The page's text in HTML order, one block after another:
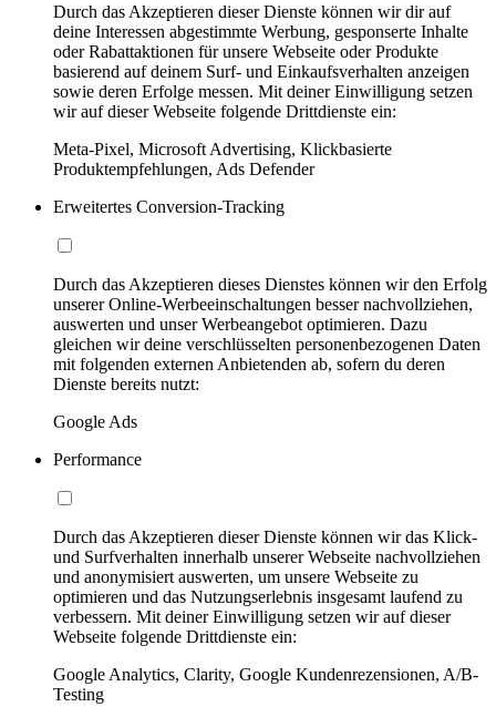
Durch das Akzeptieren dieser Dienste können wir dir auf
deine Interessen abgestimmte Werbung, gesponserte Inhalte
oder Rabattaktionen für unsere Webseite oder Produkte
basierend auf deinem Surf- und Einkaufsverhalten anzeigen
sowie deren Erfolge messen. Mit deiner Einwilligung setzen
wir auf dieser Webseite folgende Drittdienste ein:
Meta-Pixel, Microsoft Advertising, Klickbasierte
Produktempfehlungen, Ads Defender
Erweitertes Conversion-Tracking
Durch das Akzeptieren dieses Dienstes können wir den Erfolg
unserer Online-Werbeeinschaltungen besser nachvollziehen,
auswerten und unser Werbeangebot optimieren. Dazu
gleichen wir deine verschlüsselten personenbezogenen Daten
mit folgenden externen Anbietenden ab, sofern du deren
Dienste bereits nutzt:
Google Ads
Performance
Durch das Akzeptieren dieser Dienste können wir das Klick-
und Surfverhalten innerhalb unserer Webseite nachvollziehen
und anonymisiert auswerten, um unsere Webseite zu
optimieren und das Nutzungserlebnis insgesamt laufend zu
verbessern. Mit deiner Einwilligung setzen wir auf dieser
Webseite folgende Drittdienste ein:
Google Analytics, Clarity, Google Kundenrezensionen, A/B-
Testing